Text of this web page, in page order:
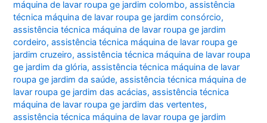
máquina de lavar roupa ge jardim colombo,assistência
técnica máquina de lavar roupa ge jardim consórcio,
assistência técnica máquina de lavar roupa ge jardim
cordeiro,assistência técnica máquina de lavar roupa ge
jardim cruzeiro,assistência técnica máquina de lavar roupa
ge jardim da glória,assistência técnica máquina de lavar
roupa ge jardim da saúde,assistência técnica máquina de
lavar roupa ge jardim das acácias,assistência técnica
máquina de lavar roupa ge jardim das vertentes,
assistência técnica máquina de lavar roupa ge jardim